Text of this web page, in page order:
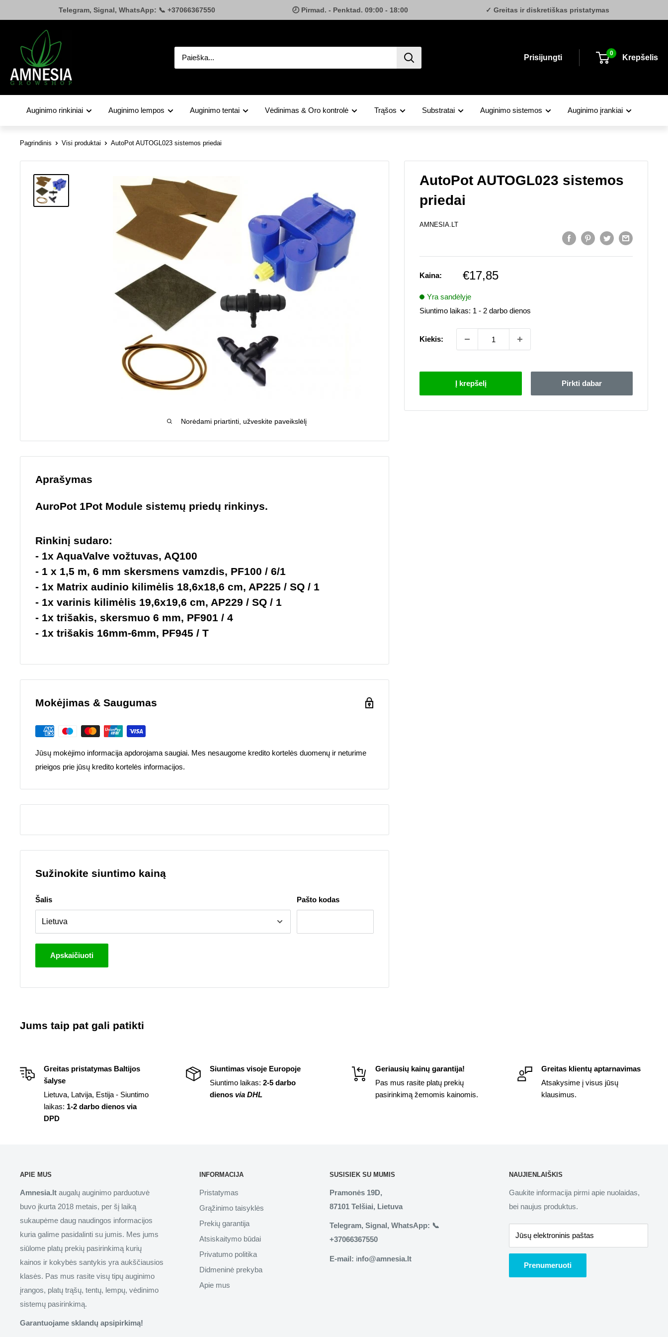
prie
Telegram, Signal, WhatsApp: 📞 +37066367550 🕗 Pirmad. - Penktad. 09:00 - 18:00 ✓ Greitas ir diskretiškas pristatymas
Amnesia.lt
Prisijungti
0
Krepšelis
Auginimo rinkiniai Auginimo lempos Auginimo tentai Vėdinimas & Oro kontrolė Trąšos Substratai Auginimo sistemos Auginimo įrankiai
Pagrindinis Visi produktai AutoPot AUTOGL023 sistemos priedai
Norėdami priartinti, užveskite paveikslėlį
AutoPot AUTOGL023 sistemos
priedai
AMNESIA.LT
Kaina:
Pardavimo
€17,85
Yra sandėlyje
Siuntimo laikas: 1 - 2 darbo dienos
Kiekis:
Į krepšelį Pirkti dabar
Aprašymas
AuroPot 1Pot Module sistemų priedų rinkinys.
Rinkinį sudaro:
- 1x AquaValve vožtuvas, AQ100
- 1 x 1,5 m, 6 mm skersmens vamzdis, PF100 / 6/1
- 1x Matrix audinio kilimėlis 18,6x18,6 cm, AP225 / SQ / 1
- 1x varinis kilimėlis 19,6x19,6 cm, AP229 / SQ / 1
- 1x trišakis, skersmuo 6 mm, PF901 / 4
- 1x trišakis 16mm-6mm, PF945 / T
Mokėjimas & Saugumas
Jūsų mokėjimo informacija apdorojama saugiai. Mes nesaugome kredito kortelės duomenų ir neturime
prieigos prie jūsų kredito kortelės informacijos.
Sužinokite siuntimo kainą
Šalis Pašto kodas
Apskaičiuoti
Jums taip pat gali patikti
Greitas pristatymas Baltijos
šalyse
Lietuva, Latvija, Estija - Siuntimo
laikas: 1-2 darbo dienos via
DPD
Siuntimas visoje Europoje
Siuntimo laikas: 2-5 darbo
dienosvia DHL
Geriausių kainų garantija!
Pas mus rasite platų prekių
pasirinkimą žemomis kainomis.
Greitas klientų aptarnavimas
Atsakysime į visus jūsų
klausimus.
APIE MUS
Amnesia.lt augalų auginimo parduotuvė
buvo įkurta 2018 metais, per šį laiką
sukaupėme daug naudingos informacijos
kuria galime pasidalinti su jumis. Mes jums
siūlome platų prekių pasirinkimą kurių
kainos ir kokybės santykis yra aukščiausios
klasės. Pas mus rasite visų tipų auginimo
įrangos, platų trąšų, tentų, lempų, vėdinimo
sistemų pasirinkimą.
Garantuojame sklandų apsipirkimą!
INFORMACIJA
Pristatymas
Grąžinimo taisyklės
Prekių garantija
Atsiskaitymo būdai
Privatumo politika
Didmeninė prekyba
Apie mus
SUSISIEK SU MUMIS
Pramonės 19D,
87101 Telšiai, Lietuva
Telegram, Signal, WhatsApp: 📞
+37066367550
E-mail: info@amnesia.lt
NAUJIENLAIŠKIS
Gaukite informacija pirmi apie nuolaidas,
bei naujus produktus.
Jūsų elektroninis paštas
Prenumeruoti